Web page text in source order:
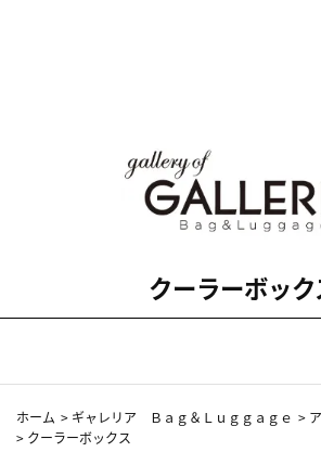
クーラーボック
ホーム > ギャレリア Ｂａｇ＆Ｌｕｇｇａｇｅ >
> クーラーボックス